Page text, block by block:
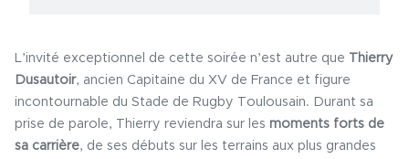
L’invité exceptionnel de cette soirée n’est autre que
Thierry
Dusautoir, ancien Capitaine du XV de France et figure
incontournable du Stade de Rugby Toulousain. Durant sa
prise de parole, Thierry reviendra sur les moments forts de
sa carrière, de ses débuts sur les terrains aux plus grandes